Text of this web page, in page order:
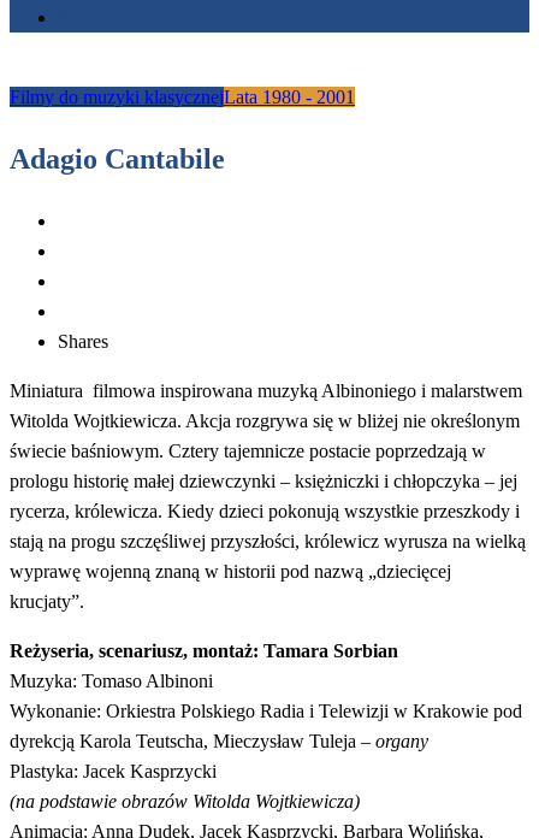
Filmy do muzyki klasycznejLata 1980 - 2001
Adagio Cantabile
Shares
Miniatura filmowa inspirowana muzyką Albinoniego i malarstwem
Witolda Wojtkiewicza. Akcja rozgrywa się w bliżej nie określonym
świecie baśniowym. Cztery tajemnicze postacie poprzedzają w
prologu historię małej dziewczynki – księżniczki i chłopczyka – jej
rycerza, królewicza. Kiedy dzieci pokonują wszystkie przeszkody i
stają na progu szczęśliwej przyszłości, królewicz wyrusza na wielką
wyprawę wojenną znaną w historii pod nazwą „dziecięcej
krucjaty”.
Reżyseria, scenariusz, montaż: Tamara Sorbian
Muzyka: Tomaso Albinoni
Wykonanie: Orkiestra Polskiego Radia i Telewizji w Krakowie pod
dyrekcją Karola Teutscha, Mieczysław Tuleja – organy
Plastyka: Jacek Kasprzycki
(na podstawie obrazów Witolda Wojtkiewicza)
Animacja: Anna Dudek, Jacek Kasprzycki, Barbara Wolińska,